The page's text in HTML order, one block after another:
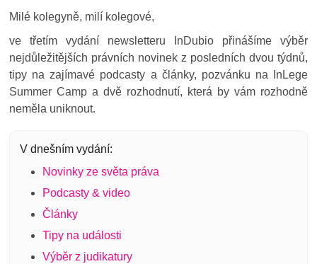
Milé kolegyně, milí kolegové,
ve třetím vydání newsletteru InDubio přinášíme výběr
nejdůležitějších právních novinek z posledních dvou týdnů,
tipy na zajímavé podcasty a články, pozvánku na InLege
Summer Camp a dvě rozhodnutí, která by vám rozhodně
neměla uniknout.
V dnešním vydání:
Novinky ze světa práva
Podcasty & video
Články
Tipy na události
Výběr z judikatury